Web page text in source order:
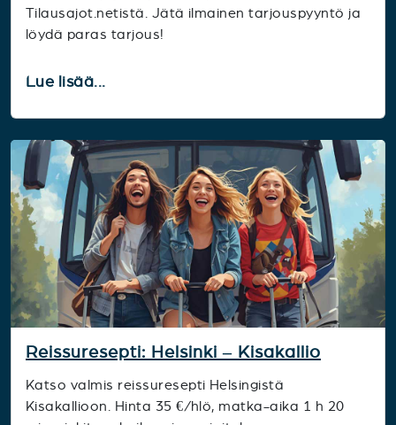
Tilausajot.netistä. Jätä ilmainen tarjouspyyntö ja
löydä paras tarjous!
Lue lisää...
Reissuresepti: Helsinki – Kisakallio
Katso valmis reissuresepti Helsingistä
Kisakallioon. Hinta 35 €/hlö, matka-aika 1 h 20